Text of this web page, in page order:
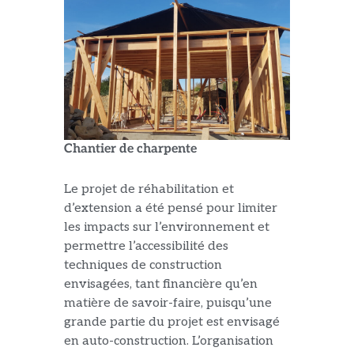
Chantier de charpente
Le projet de réhabilitation et
d’extension a été pensé pour limiter
les impacts sur l’environnement et
permettre l’accessibilité des
techniques de construction
envisagées, tant financière qu’en
matière de savoir-faire, puisqu’une
grande partie du projet est envisagé
en auto-construction. L’organisation